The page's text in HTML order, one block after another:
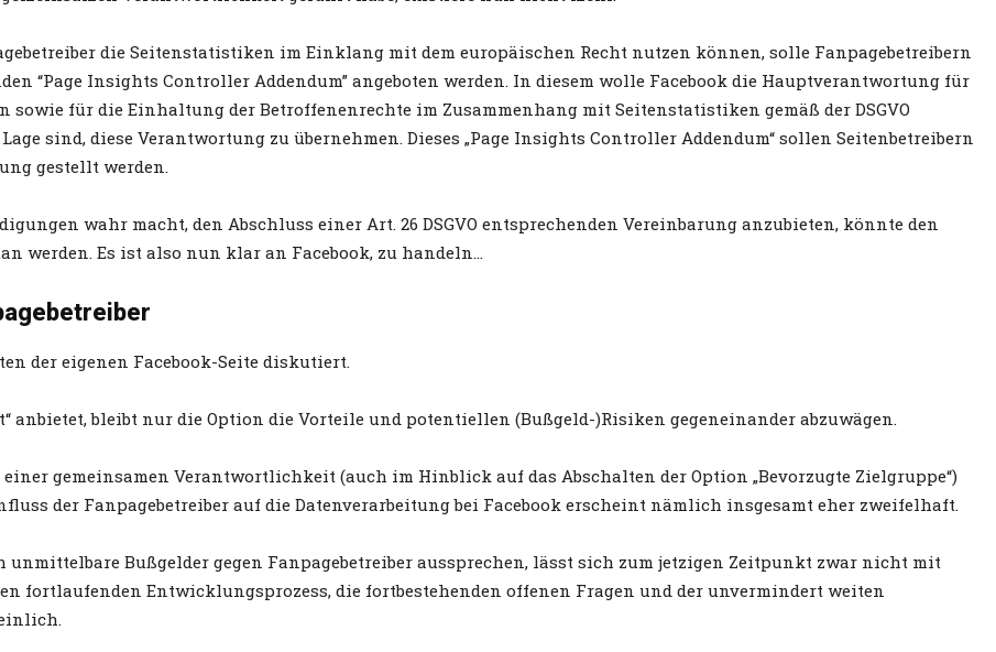
die Seitenstatistiken im Einklang mit dem europäischen Recht nutzen können, solle Fanpagebetreibern
“Page Insights Controller Addendum” angeboten werden. In diesem wolle Facebook die Hauptverantwortung für
für die Einhaltung der Betroffenenrechte im Zusammenhang mit Seitenstatistiken gemäß der DSGVO
sind, diese Verantwortung zu übernehmen. Dieses „Page Insights Controller Addendum“ sollen Seitenbetreibern
gestellt werden.
wahr macht, den Abschluss einer Art. 26 DSGVO entsprechenden Vereinbarung anzubieten, könnte den
werden. Es ist also nun klar an Facebook, zu handeln…
der eigenen Facebook-Seite diskutiert.
anbietet, bleibt nur die Option die Vorteile und potentiellen (Bußgeld-)Risiken gegeneinander abzuwägen.
gemeinsamen Verantwortlichkeit (auch im Hinblick auf das Abschalten der Option „Bevorzugte Zielgruppe“)
der Fanpagebetreiber auf die Datenverarbeitung bei Facebook erscheint nämlich insgesamt eher zweifelhaft.
Bußgelder gegen Fanpagebetreiber aussprechen, lässt sich zum jetzigen Zeitpunkt zwar nicht mit
fortlaufenden Entwicklungsprozess, die fortbestehenden offenen Fragen und der unvermindert weiten